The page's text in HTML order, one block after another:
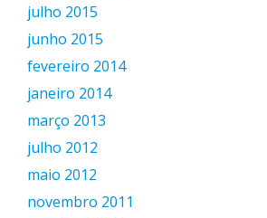
julho 2015
junho 2015
fevereiro 2014
janeiro 2014
março 2013
julho 2012
maio 2012
novembro 2011